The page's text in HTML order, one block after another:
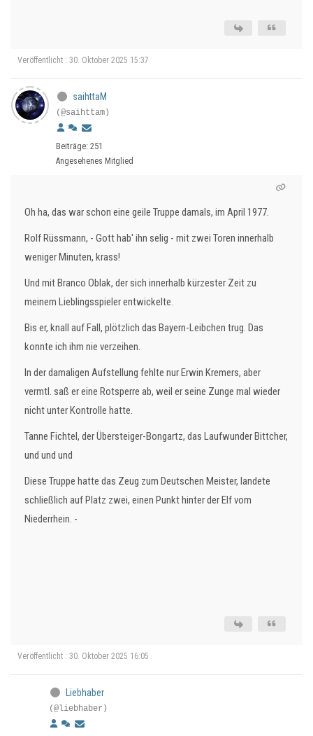
Veröffentlicht : 30. Oktober 2025 15:37
saihttaM
(@saihttam)
Beiträge: 251
Angesehenes Mitglied
Oh ha, das war schon eine geile Truppe damals, im April 1977.
Rolf Rüssmann, - Gott hab' ihn selig - mit zwei Toren innerhalb
weniger Minuten, krass!
Und mit Branco Oblak, der sich innerhalb kürzester Zeit zu
meinem Lieblingsspieler entwickelte.
Bis er, knall auf Fall, plötzlich das Bayern-Leibchen trug. Das
konnte ich ihm nie verzeihen.
In der damaligen Aufstellung fehlte nur Erwin Kremers, aber
vermtl. saß er eine Rotsperre ab, weil er seine Zunge mal wieder
nicht unter Kontrolle hatte.
Tanne Fichtel, der Übersteiger-Bongartz, das Laufwunder Bittcher,
und und und
Diese Truppe hatte das Zeug zum Deutschen Meister, landete
schließlich auf Platz zwei, einen Punkt hinter der Elf vom
Niederrhein. -
Veröffentlicht : 30. Oktober 2025 16:05
Liebhaber
(@liebhaber)